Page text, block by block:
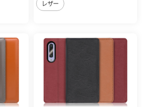
レザー